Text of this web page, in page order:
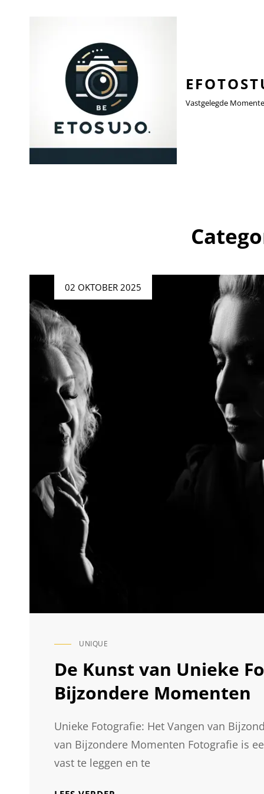
Vastgelegde
Geplaatst02 OKTOBER 2025
CAT
UNIQUE
De Kunst van Unieke
Bijzondere Momenten
Unieke Fotografie: Het Vangen van
van Bijzondere Momenten Fotografie is
vast te leggen en te